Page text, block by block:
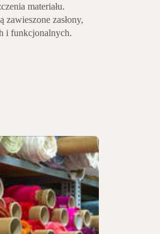
materiału.
zasłony,
i funkcjonalnych.